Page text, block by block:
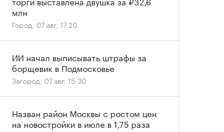
млн
Город, 07 авг, 17:20
ИИ начал выписывать штрафы за
борщевик в Подмосковье
Загород, 07 авг, 15:30
Назван район Москвы с ростом цен
на новостройки в июле в 1,75 раза